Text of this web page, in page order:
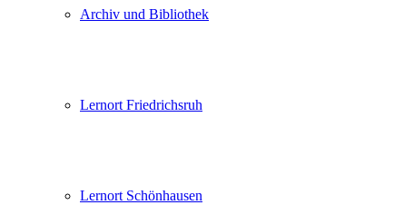
Archiv und Bibliothek
Lernort Friedrichsruh
Lernort Schönhausen